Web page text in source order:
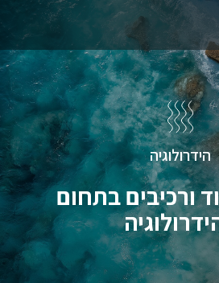
הידרולוגיה
ורכיבים בתחום